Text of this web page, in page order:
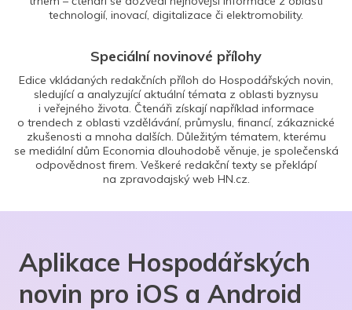
technologií, inovací, digitalizace či elektromobility.
Speciální novinové přílohy
Edice vkládaných redakčních příloh do Hospodářských novin,
sledující a analyzující aktuální témata z oblasti byznysu
i veřejného života. Čtenáři získají například informace
o trendech z oblasti vzdělávání, průmyslu, financí, zákaznické
zkušenosti a mnoha dalších. Důležitým tématem, kterému
se mediální dům Economia dlouhodobě věnuje, je společenská
odpovědnost firem. Veškeré redakční texty se překlápí
na zpravodajský web HN.cz.
Aplikace Hospodářských
novin pro iOS a Android